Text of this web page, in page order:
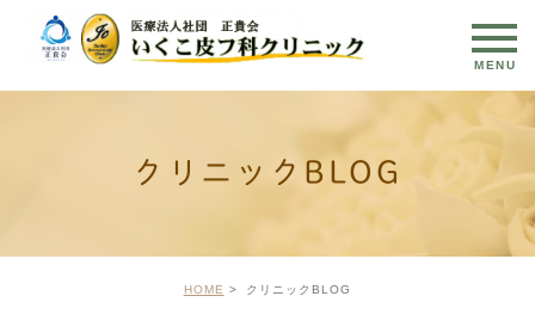
クリニックBLOG
HOME クリニックBLOG